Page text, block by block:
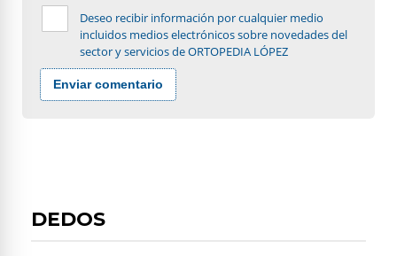
Deseo recibir información por cualquier medio
incluidos medios electrónicos sobre novedades del
sector y servicios de ORTOPEDIA LÓPEZ
Enviar comentario
DEDOS